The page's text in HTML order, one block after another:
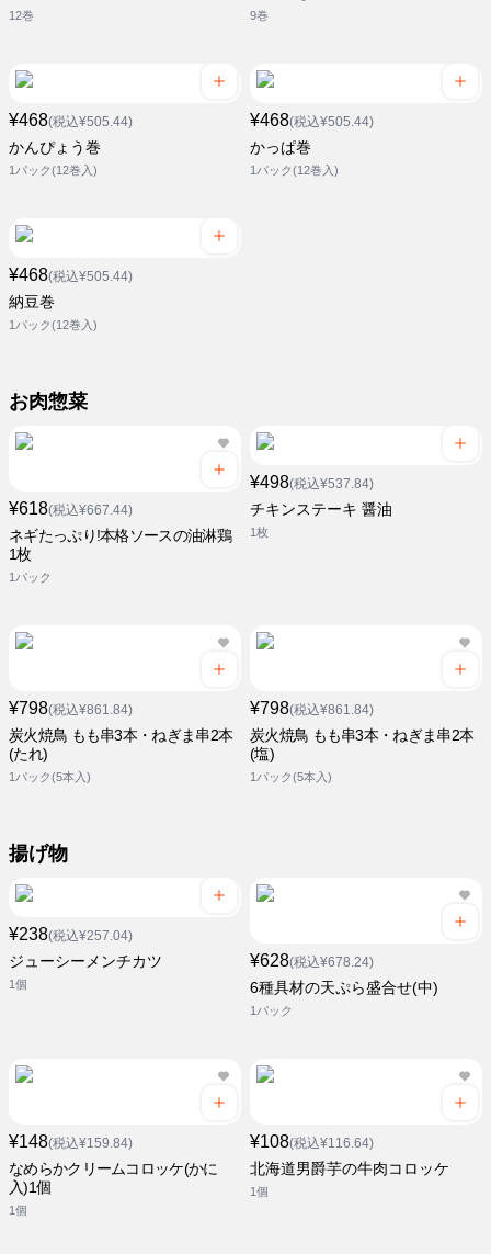
12巻 9巻
¥468(税込¥505.44)
かんぴょう巻
1パック(12巻入)
¥468(税込¥505.44)
かっぱ巻
1パック(12巻入)
¥468(税込¥505.44)
納豆巻
1パック(12巻入)
お肉惣菜
¥618(税込¥667.44)
ネギたっぷり!本格ソースの油淋鶏
1枚
1パック
¥498(税込¥537.84)
チキンステーキ 醤油
1枚
¥798(税込¥861.84)
炭火焼鳥 もも串3本・ねぎま串2本
(たれ)
1パック(5本入)
¥798(税込¥861.84)
炭火焼鳥 もも串3本・ねぎま串2本
(塩)
1パック(5本入)
揚げ物
¥238(税込¥257.04)
ジューシーメンチカツ
1個
¥628(税込¥678.24)
6種具材の天ぷら盛合せ(中)
1パック
¥148(税込¥159.84)
なめらかクリームコロッケ(かに
入)1個
1個
¥108(税込¥116.64)
北海道男爵芋の牛肉コロッケ
1個